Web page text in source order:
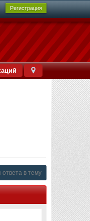
Регистрация
в тему